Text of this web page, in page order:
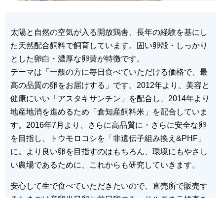
太陽と自然の空気が入る開放鶏舎、長年の経験を基にし
た天然配合飼料で飼育しています。固い卵殻・しっかり
とした卵白・濃厚な卵黄が特徴です。
テーマは「一般の方に毎日食べていただける価格で、最
高の品質の卵をお届けする」です。2012年より、美容と
健康にいい「アスタキサンチン」を配合し、2014年より
地産地消を進めるため「倉知産飼料米」を配合していま
す。2016年7月より、さらに高品質に・さらに安全な卵
を目指し、トウモロコシを「非遺伝子組み換え&PHF」
に。より良い卵を目指すのはもちろん、環境にもやさし
い農場であるために、これからも研究していきます。
安心して生で食べていただきたいので、直売所で販売す